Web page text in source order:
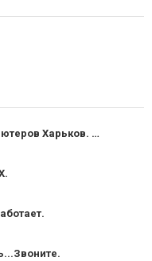
Скупка не рабочих ноутбуков и компьютеров Харьков. СЦ ВАЛТЕХ.